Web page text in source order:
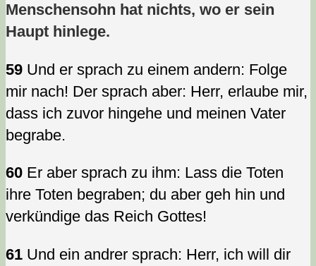
Menschensohn hat nichts, wo er sein
Haupt hinlege.
59 Und er sprach zu einem andern: Folge
mir nach! Der sprach aber: Herr, erlaube mir,
dass ich zuvor hingehe und meinen Vater
begrabe.
60 Er aber sprach zu ihm: Lass die Toten
ihre Toten begraben; du aber geh hin und
verkündige das Reich Gottes!
61 Und ein andrer sprach: Herr, ich will dir